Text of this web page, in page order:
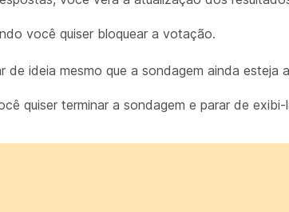
você quiser bloquear a votação.
ideia mesmo que a sondagem ainda esteja
quiser terminar a sondagem e parar de